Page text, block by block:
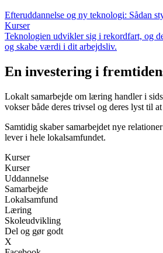
Efteruddannelse og ny teknologi: Sådan
Kurser
Teknologien udvikler sig i rekordfart, og
og skabe værdi i dit arbejdsliv.
En investering i
Lokalt samarbejde om læring handler i
vokser både deres trivsel og deres lyst til
Samtidig skaber samarbejdet nye
lever i hele lokalsamfundet.
Kurser
Kurser
Uddannelse
Samarbejde
Lokalsamfund
Læring
Skoleudvikling
Del og gør godt
X